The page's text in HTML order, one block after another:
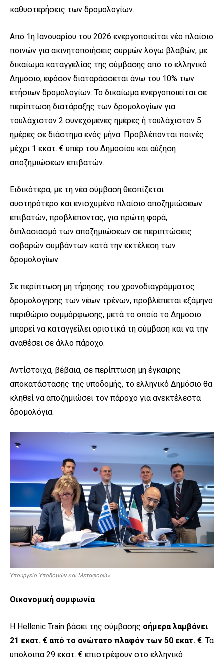
καθυστερήσεις των δρομολογίων.
Από 1η Ιανουαρίου του 2026 ενεργοποιείται νέο πλαίσιο
ποινών για ακινητοποιήσεις συρμών λόγω βλαβών, με
δικαίωμα καταγγελίας της σύμβασης από το ελληνικό
Δημόσιο, εφόσον διαταράσσεται άνω του 10% των
ετήσιων δρομολογίων. Το δικαίωμα ενεργοποιείται σε
περίπτωση διατάραξης των δρομολογίων για
τουλάχιστον 2 συνεχόμενες ημέρες ή τουλάχιστον 5
ημέρες σε διάστημα ενός μήνα. Προβλέπονται ποινές
μέχρι 1 εκατ. € υπέρ του Δημοσίου και αύξηση
αποζημιώσεων επιβατών.
Ειδικότερα, με τη νέα σύμβαση θεσπίζεται
αυστηρότερο και ενισχυμένο πλαίσιο αποζημιώσεων
επιβατών, προβλέποντας, για πρώτη φορά,
διπλασιασμό των αποζημιώσεων σε περιπτώσεις
σοβαρών συμβάντων κατά την εκτέλεση των
δρομολογίων.
Σε περίπτωση μη τήρησης του χρονοδιαγράμματος
δρομολόγησης των νέων τρένων, προβλέπεται εξάμηνο
περιθώριο συμμόρφωσης, μετά το οποίο το Δημόσιο
μπορεί να καταγγείλει οριστικά τη σύμβαση και να την
αναθέσει σε άλλο πάροχο.
Αντίστοιχα, βέβαια, σε περίπτωση μη έγκαιρης
αποκατάστασης της υποδομής, το ελληνικό Δημόσιο θα
κληθεί να αποζημιώσει τον πάροχο για ανεκτέλεστα
δρομολόγια.
Υπουργείο Υποδομών και Μεταφορών
Οικονομική συμφωνία
Η Hellenic Train βάσει της σύμβασης σήμερα λαμβάνει
21 εκατ. € από το ανώτατο πλαφόν των 50 εκατ. €. Τα
υπόλοιπα 29 εκατ. € επιστρέφουν στο ελληνικό